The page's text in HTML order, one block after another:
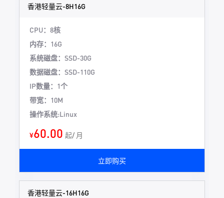
香港轻量云-8H16G
CPU：8核
内存：16G
系统磁盘：SSD-30G
数据磁盘：SSD-110G
IP数量：1个
带宽：10M
操作系统:Linux
¥60.00 起/ 月
立即购买
香港轻量云-16H16G